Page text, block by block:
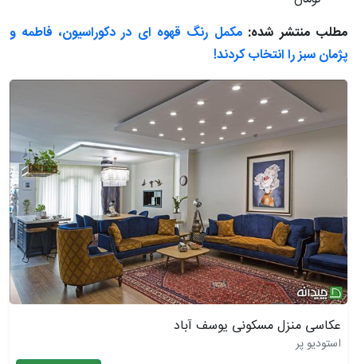
مطلب منتشر شده:مکمل رنگ قهوه ای در دکوراسیون، فاطمه و
پژمان سبز را انتخاب کردند!
عکاسی منزل مسکونی یوسف آباد
استودیو پر